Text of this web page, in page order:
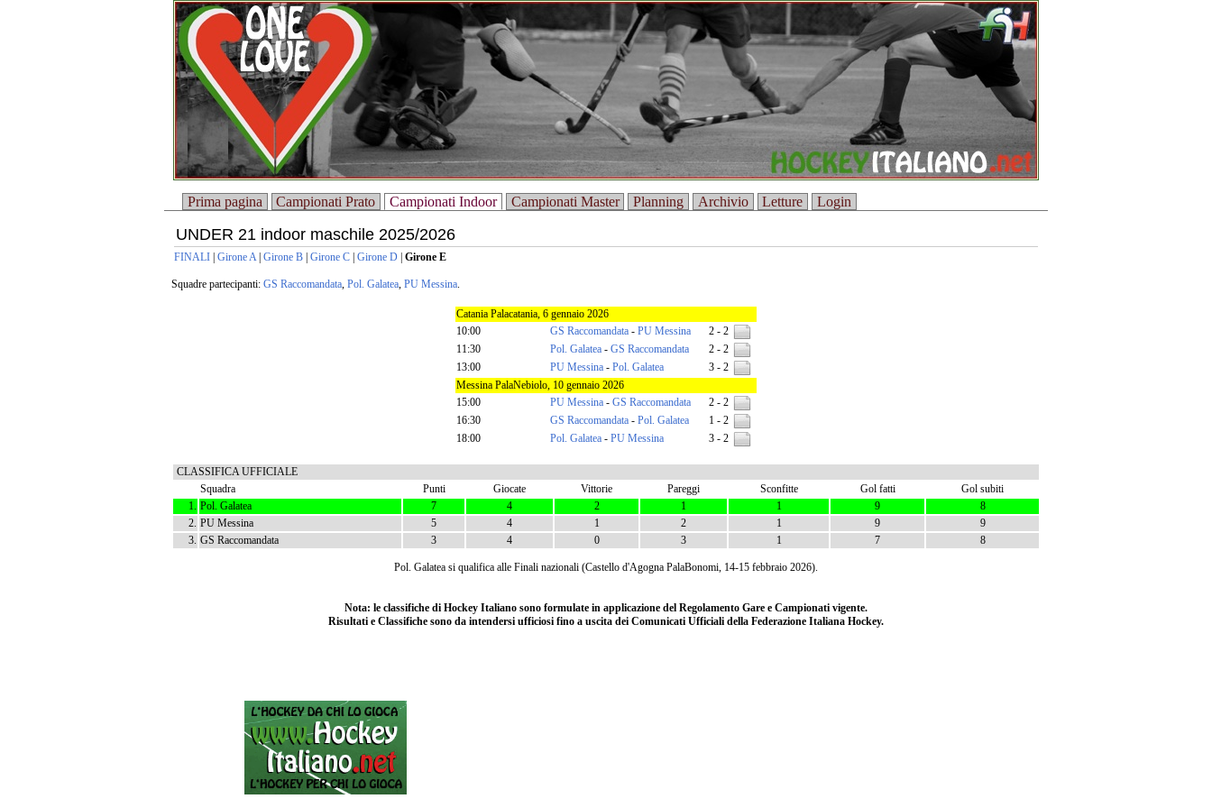
Prima pagina Campionati Prato Campionati Indoor Campionati Master Planning Archivio Letture Login
UNDER 21 indoor maschile 2025/2026
FINALI Girone A| Girone B Girone C Girone D Girone E
Squadre partecipanti: GS Raccomandata, Pol. Galatea, PU Messina.
Catania Palacatania, 6 gennaio 2026
10:00
GS Raccomandata - PU Messina
2 - 2
11:30
Pol. Galatea - GS Raccomandata
2 - 2
13:00
PU Messina - Pol. Galatea
3 - 2
Messina PalaNebiolo, 10 gennaio 2026
15:00
PU Messina - GS Raccomandata
2 - 2
16:30
GS Raccomandata - Pol. Galatea
1 - 2
18:00
Pol. Galatea - PU Messina 3 - 2
CLASSIFICA UFFICIALE
Squadra
Punti Giocate Vittorie Pareggi Sconfitte Gol fatti
Gol subiti
1. Pol. Galatea 7 4 2 1 1 9
8
2. PU Messina 5 4 1 2 1 9
9
3. GS Raccomandata 3 4 0 3 1 7 8
Pol. Galatea si qualifica alle Finali nazionali (Castello d'Agogna PalaBonomi, 14-15 febbraio 2026).
Nota: le classifiche di Hockey Italiano sono formulate in applicazione del Regolamento Gare e Campionati vigente.
Risultati e Classifiche sono da intendersi ufficiosi fino a uscita dei Comunicati Ufficiali della Federazione Italiana Hockey.